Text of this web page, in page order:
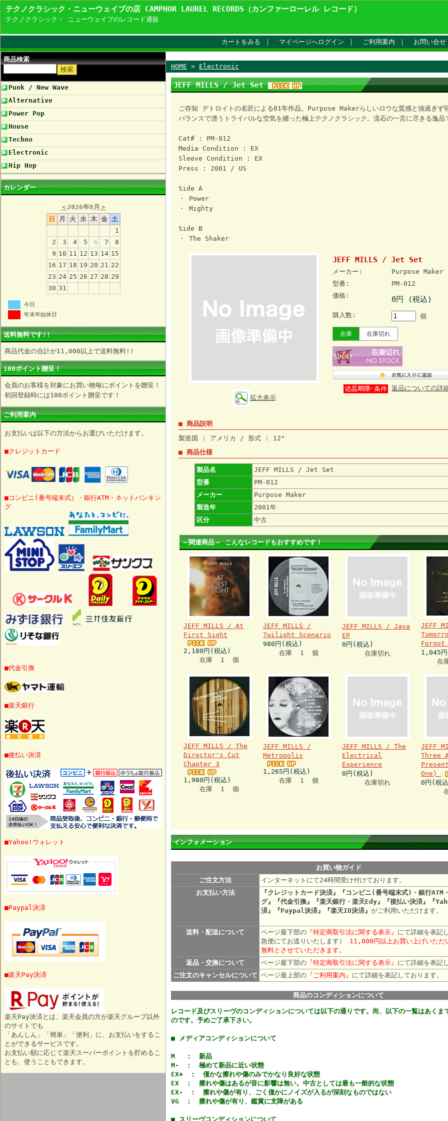
テクノクラシック・ニューウェイブの店 CAMPHOR LAUREL RECORDS（カンファーローレル レコード）
テクノクラシック・ ニューウェイブのレコード通販
カートをみる ｜ マイページへログイン ｜ ご利用案内 ｜ お問い合せ
商品検索
Punk / New Wave
Alternative
Power Pop
House
Techno
Electronic
Hip Hop
カレンダー
＜2026年8月 ＞
日
月 火 水 木 金 土
1
2
3 4 5 6 7
8
9 10 11 12 13 14 15
16 17 18 19 20 21 22
23 24 25 26 27 28 29
30 31
今日
年末年始休日
送料無料です!!
商品代金の合計が11,000以上で送料無料!!
100ポイント贈呈！
会員のお客様を対象にお買い物毎にポイントを贈呈！
初回登録時には100ポイント贈呈です！
ご利用案内
お支払いは以下の方法からお選びいただけます。
■クレジットカード
■コンビニ(番号端末式）・銀行ATM・ネットバンキン
グ
■代金引換
■楽天銀行
■後払い決済
■Yahoo!ウォレット
■Paypal決済
■楽天Pay決済
楽天Pay決済とは、楽天会員の方が楽天グループ以外
のサイトでも
「あんしん」「簡単」「便利」に、お支払いをするこ
とができるサービスです。
お支払い額に応じて楽天スーパーポイントを貯めるこ
とも、使うこともできます。
HOME > Electronic
JEFF MILLS / Jet Set
ご存知 デトロイトの名匠による01年作品。Purpose Makerらしいロウな質感と強過ぎず
バランスで漂うトライバルな空気を纏った極上テクノクラシック。流石の一言に尽きる逸品
Cat# : PM-012
Media Condition : EX
Sleeve Condition : EX
Press : 2001 / US
Side A
・ Power
・ Mighty
Side B
・ The Shaker
拡大表示
JEFF MILLS / Jet Set
メーカー:
Purpose Maker
型番:
PM-012
価格:
0円 (税込)
購入数: 個
在庫 在庫切れ
返品についての詳
■ 商品説明
製造国 : アメリカ / 形式 : 12"
■ 商品仕様
製品名
JEFF MILLS / Jet Set
型番
PM-012
メーカー
Purpose Maker
製造年
2001年
区分
中古
～関連商品～ こんなレコードもおすすめです！
JEFF MILLS / At
First Sight
2,180円(税込)
在庫 1 個
JEFF MILLS /
Twilight Scenario
980円(税込)
在庫 1 個
JEFF MILLS / Java
EP
0円(税込)
在庫切れ
JEFF
Forgot
1,045
在
JEFF MILLS / The
Director's Cut
Chapter 3
1,980円(税込)
在庫 1 個
JEFF MILLS /
Metropolis
1,265円(税込)
在庫 1 個
JEFF MILLS / The
Electrical
Experience
0円(税込)
在庫切れ
JEFF
Three
One)
0円(税
インフォメーション
お買い物ガイド
ご注文方法
インターネットにて24時間受け付けております。
お支払い方法
『クレジットカード決済』『コンビニ(番号端末式)・銀行ATM
グ』『代金引換』『楽天銀行・楽天Edy』『後払い決済』『
済』『Paypal決済』『楽天ID決済』 がご利用いただけます。
送料・配送について ページ最下部の 『特定商取引法に関する表示』 にて詳細を表記
急便にてお送りいたします） 11,000円以上お買い上げいただ
無料とさせていただきます。
返品・交換について
ページ最下部の 『特定商取引法に関する表示』 にて詳細を表記
ご注文のキャンセルについて ページ最上部の 『ご利用案内』 にて詳細を表記して
商品のコンディションについて
レコード及びスリーヴのコンディションについては以下の通りです。尚、以下の一覧はあくま
のです。予めご了承下さい。
■ メディアコンディションについて
M : 新品
M- : 極めて新品に近い状態
EX+ : 僅かな擦れや傷のみでかなり良好な状態
EX : 擦れや傷はあるが音に影響は無い。中古としては最も一般的な状態
EX- : 擦れや傷が有り、ごく僅かにノイズが入るが深刻なものではない
VG : 擦れや傷が有り、鑑賞に支障がある
■ スリーヴコンディションについて